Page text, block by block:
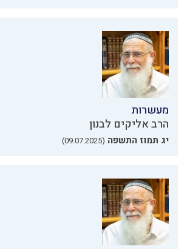
מעשרות
הרב אליקים לבנון
יג תמוז התשפה (09.07.2025)